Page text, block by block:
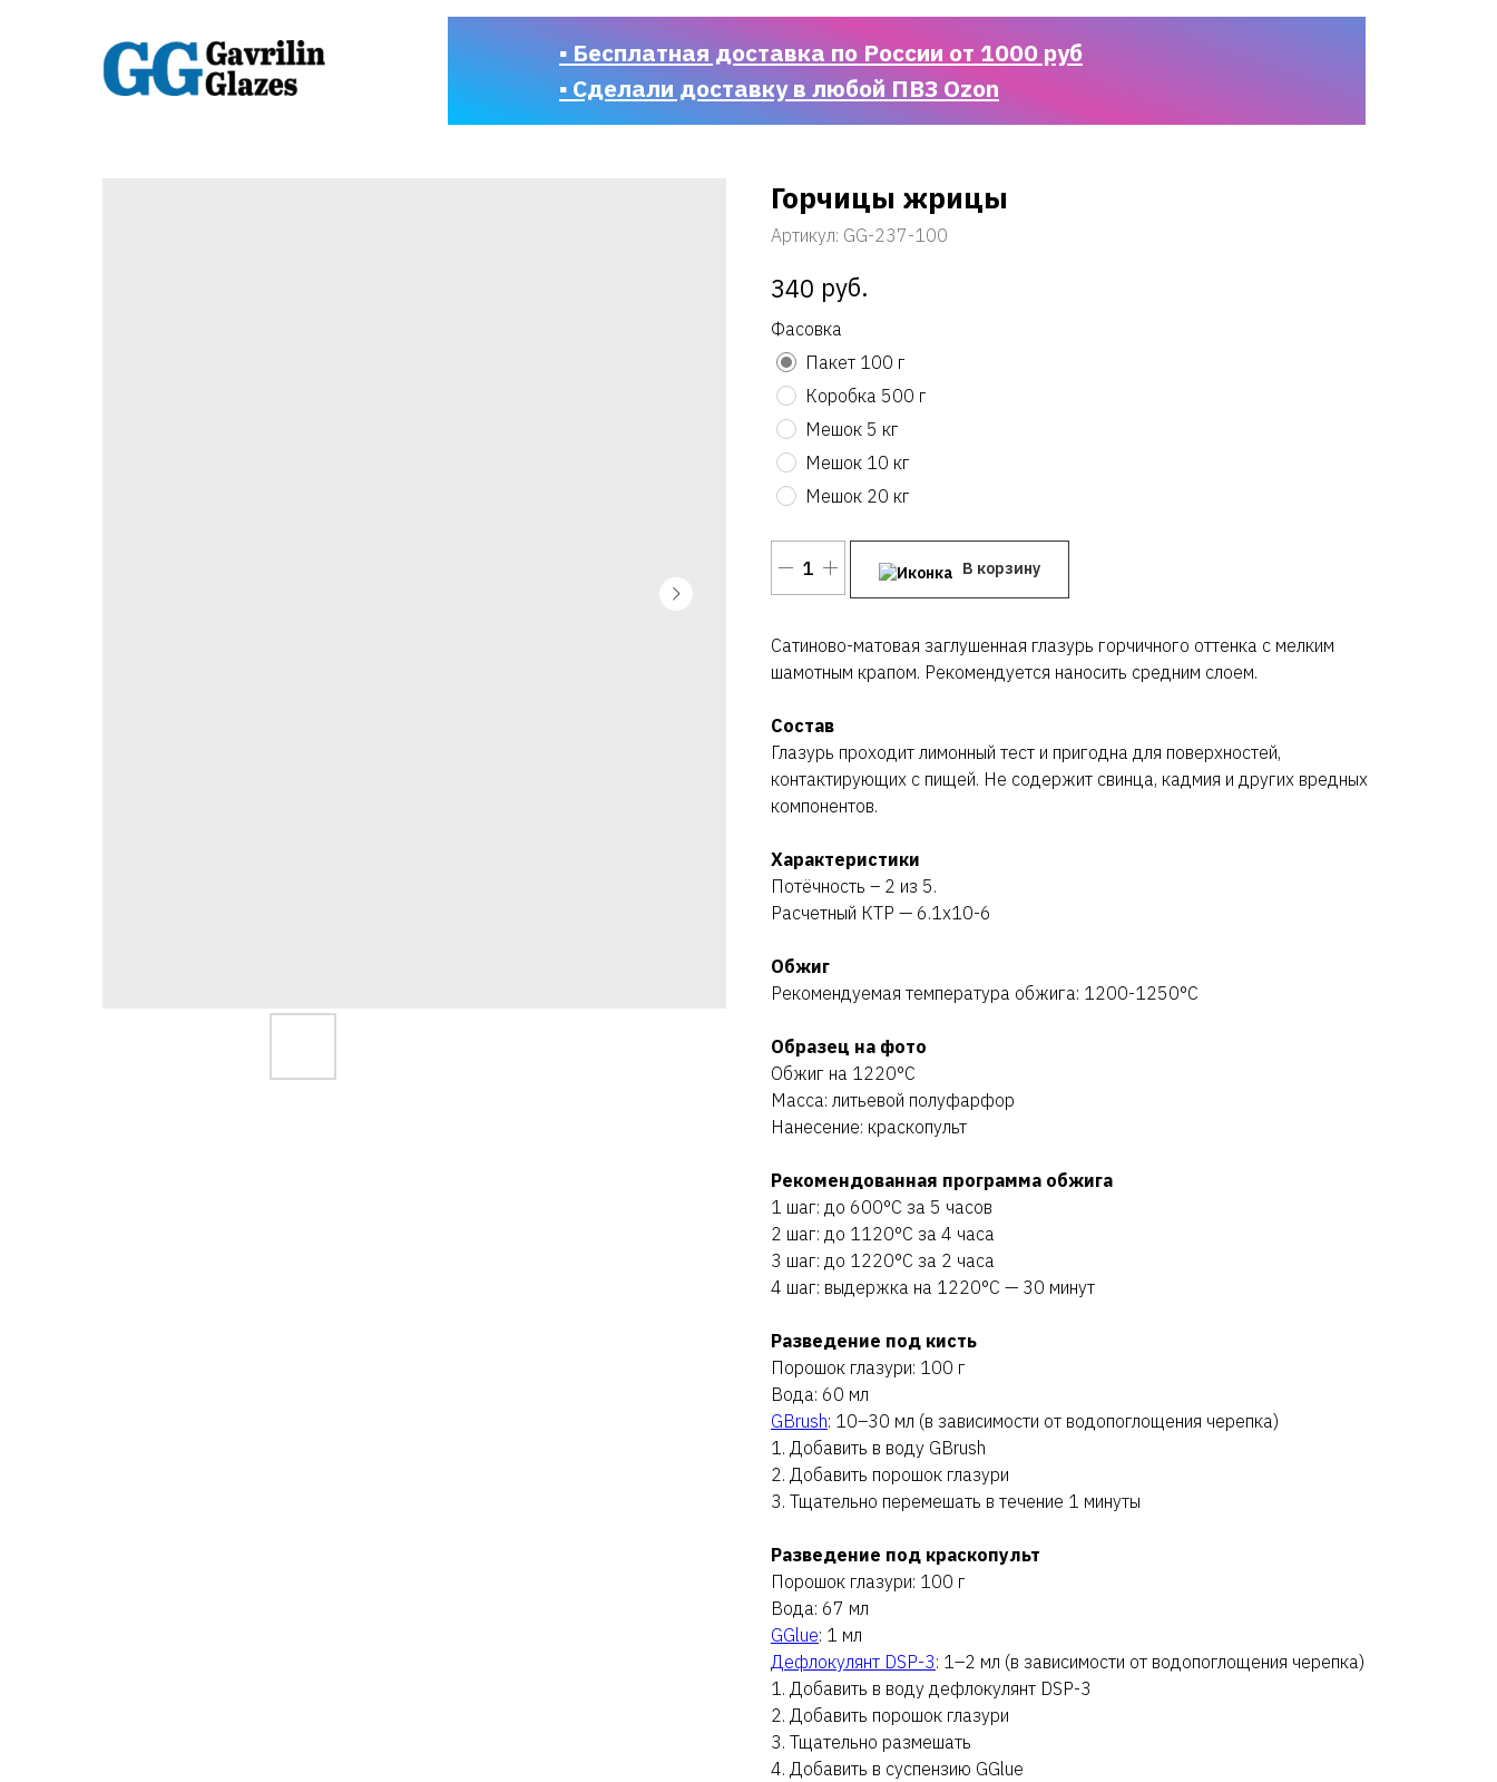
▪ Бесплатная доставка по России от 1000 руб
▪ Сделали доставку в любой ПВЗ Ozon
Горчицы жрицы
Артикул: GG-237-100
340 руб.
Фасовка
Пакет 100 г
Коробка 500 г
Мешок 5 кг
Мешок 10 кг
Мешок 20 кг
В корзину
Сатиново-матовая заглушенная глазурь горчичного оттенка с мелким
шамотным крапом. Рекомендуется наносить средним слоем.
Состав
Глазурь проходит лимонный тест и пригодна для поверхностей,
контактирующих с пищей. Не содержит свинца, кадмия и других вредных
компонентов.
Характеристики
Потёчность – 2 из 5.
Расчетный КТР — 6.1х10-6
Обжиг
Рекомендуемая температура обжига: 1200-1250°C
Образец на фото
Обжиг на 1220°C
Масса: литьевой полуфарфор
Нанесение: краскопульт
Рекомендованная программа обжига
1 шаг: до 600°C за 5 часов
2 шаг: до 1120°C за 4 часа
3 шаг: до 1220°C за 2 часа
4 шаг: выдержка на 1220°C — 30 минут
Разведение под кисть
Порошок глазури: 100 г
Вода: 60 мл
GBrush: 10–30 мл (в зависимости от водопоглощения черепка)
1. Добавить в воду GBrush
2. Добавить порошок глазури
3. Тщательно перемешать в течение 1 минуты
Разведение под краскопульт
Порошок глазури: 100 г
Вода: 67 мл
GGlue: 1 мл
Дефлокулянт DSP-3: 1–2 мл (в зависимости от водопоглощения черепка)
1. Добавить в воду дефлокулянт DSP-3
2. Добавить порошок глазури
3. Тщательно размешать
4. Добавить в суспензию GGlue